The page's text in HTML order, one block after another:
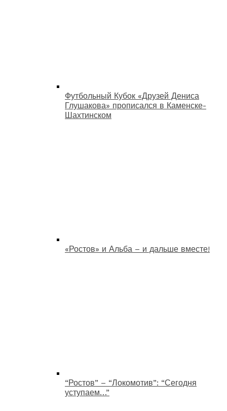
Футбольный Кубок «Друзей Дениса
Глушакова» прописался в Каменске-
Шахтинском
«Ростов» и Альба – и дальше вместе!
“Ростов” – “Локомотив”: “Сегодня
уступаем…”